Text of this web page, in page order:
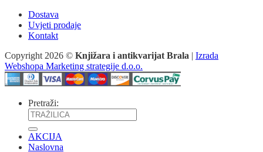
Dostava
Uvjeti prodaje
Kontakt
Copyright 2026 © Knjižara i antikvarijat Brala | Izrada
Webshopa Marketing strategije d.o.o.
Pretraži:
AKCIJA
Naslovna